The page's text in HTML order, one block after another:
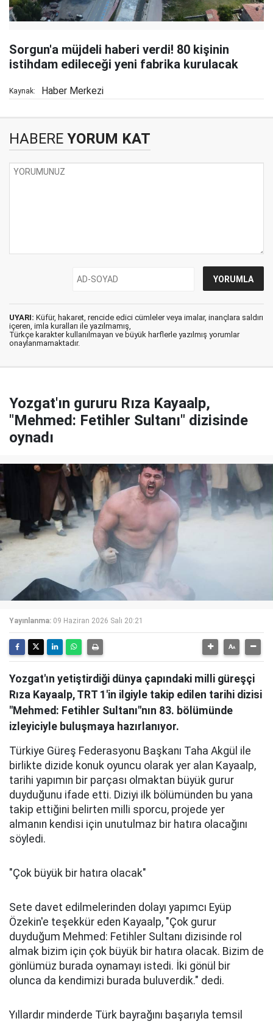
Sorgun'a müjdeli haberi verdi! 80 kişinin
istihdam edileceği yeni fabrika kurulacak
Kaynak: Haber Merkezi
HABERE YORUM KAT
UYARI: Küfür, hakaret, rencide edici cümleler veya imalar, inançlara saldırı
içeren, imla kuralları ile yazılmamış,
Türkçe karakter kullanılmayan ve büyük harflerle yazılmış yorumlar
onaylanmamaktadır.
Yozgat'ın gururu Rıza Kayaalp,
"Mehmed: Fetihler Sultanı" dizisinde
oynadı
Yayınlanma: 09 Haziran 2026 Salı 20:21
Yozgat'ın yetiştirdiği dünya çapındaki milli güreşçi
Rıza Kayaalp, TRT 1'in ilgiyle takip edilen tarihi dizisi
"Mehmed: Fetihler Sultanı"nın 83. bölümünde
izleyiciyle buluşmaya hazırlanıyor.
Türkiye Güreş Federasyonu Başkanı Taha Akgül ile
birlikte dizide konuk oyuncu olarak yer alan Kayaalp,
tarihi yapımın bir parçası olmaktan büyük gurur
duyduğunu ifade etti. Diziyi ilk bölümünden bu yana
takip ettiğini belirten milli sporcu, projede yer
almanın kendisi için unutulmaz bir hatıra olacağını
söyledi.
"Çok büyük bir hatıra olacak"
Sete davet edilmelerinden dolayı yapımcı Eyüp
Özekin'e teşekkür eden Kayaalp, "Çok gurur
duyduğum Mehmed: Fetihler Sultanı dizisinde rol
almak bizim için çok büyük bir hatıra olacak. Bizim de
gönlümüz burada oynamayı istedi. İki gönül bir
olunca da kendimizi burada buluverdik." dedi.
Yıllardır minderde Türk bayrağını başarıyla temsil